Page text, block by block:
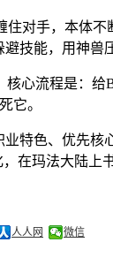
对手，本体
技能，用神兽
核心流程是：
它。
特色、优先核
在玛法大陆上
人人网 微信